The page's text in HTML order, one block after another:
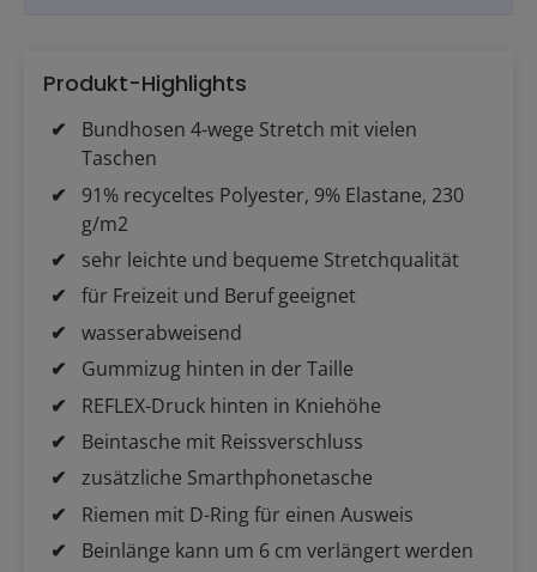
Produkt-Highlights
Bundhosen 4-wege Stretch mit vielen
Taschen
91% recyceltes Polyester, 9% Elastane, 230
g/m2
sehr leichte und bequeme Stretchqualität
für Freizeit und Beruf geeignet
wasserabweisend
Gummizug hinten in der Taille
REFLEX-Druck hinten in Kniehöhe
Beintasche mit Reissverschluss
zusätzliche Smarthphonetasche
Riemen mit D-Ring für einen Ausweis
Beinlänge kann um 6 cm verlängert werden